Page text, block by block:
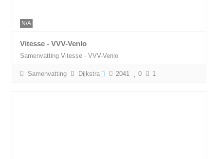
N/A
Vitesse - VVV-Venlo
Samenvatting Vitesse - VVV-Venlo
Samenvatting Dijkstra 2041 0 1